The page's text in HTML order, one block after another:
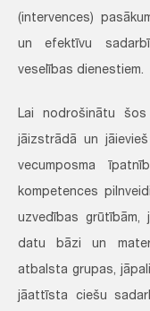
(intervences)
un efektīvu
veselības dienestiem.
Lai nodrošinātu
jāizstrādā un
vecumposma
kompetences
uzvedības grūtībām,
datu bāzi un
atbalsta grupas,
jāattīsta ciešu